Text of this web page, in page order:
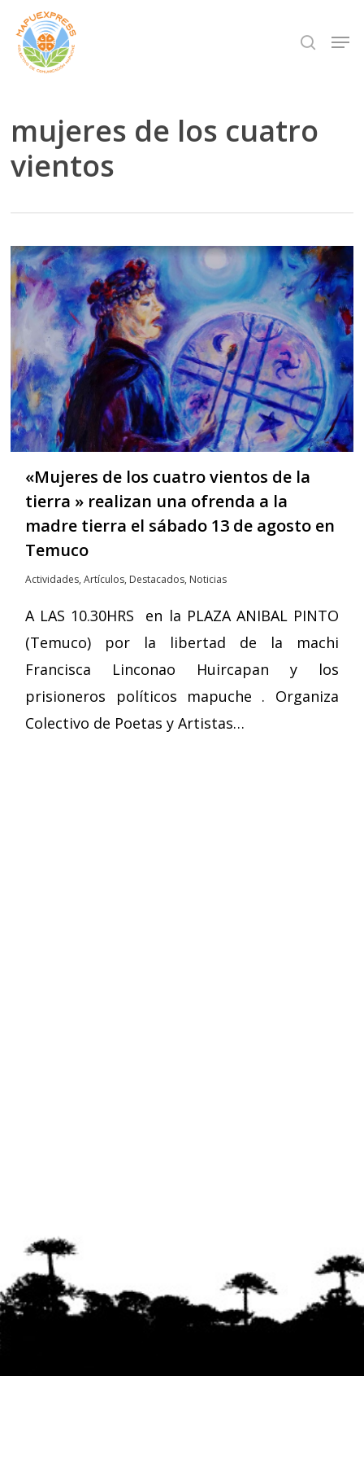
Skip
main
search
mujeres de los cuatro
vientos
«Mujeres de los cuatro vientos de la
tierra » realizan una ofrenda a la
madre tierra el sábado 13 de agosto en
Temuco
Actividades,Artículos, Destacados, Noticias
A LAS 10.30HRS en la PLAZA ANIBAL PINTO
(Temuco) por la libertad de la machi
Francisca Linconao Huircapan y los
prisioneros políticos mapuche . Organiza
Colectivo de Poetas y Artistas…
Close